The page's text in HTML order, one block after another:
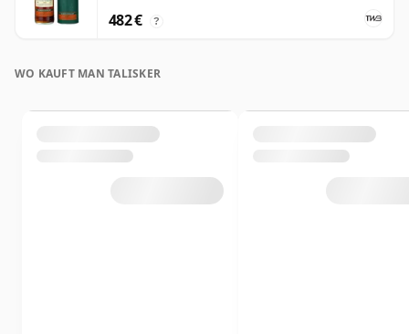
482 € ?
WO KAUFT MAN TALISKER